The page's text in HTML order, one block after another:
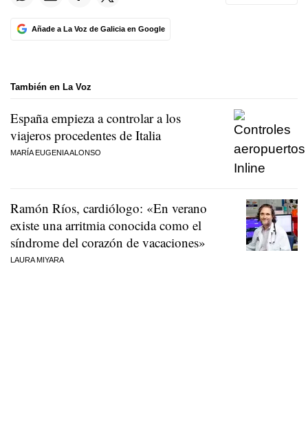
Añade a La Voz de Galicia en Google
También en La Voz
España empieza a controlar a los
viajeros procedentes de Italia
MARÍA EUGENIA ALONSO
Ramón Ríos, cardiólogo: «En verano
existe una arritmia conocida como el
síndrome del corazón de vacaciones»
LAURA MIYARA